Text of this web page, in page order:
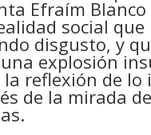
Efraím
social
disgusto, y
explosión
la reflexión de lo
de la mirada